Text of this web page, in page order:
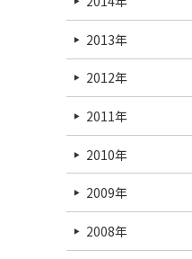
2013年
2012年
2011年
2010年
2009年
2008年